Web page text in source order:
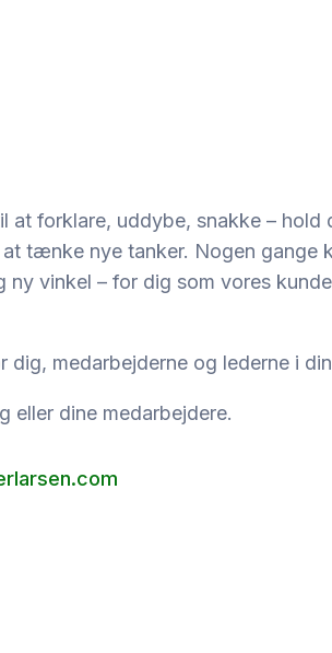
at forklare, uddybe, snakke – hold
tænke nye tanker. Nogen gange
vinkel – for dig som vores
medarbejderne og lederne i
eller dine medarbejdere.